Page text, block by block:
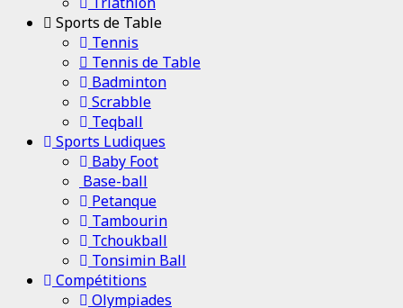
Sports de Table
Tennis
Tennis de Table
Badminton
Scrabble
Teqball
Sports Ludiques
Baby Foot
Base-ball
Petanque
Tambourin
Tchoukball
Tonsimin Ball
Compétitions
Olympiades